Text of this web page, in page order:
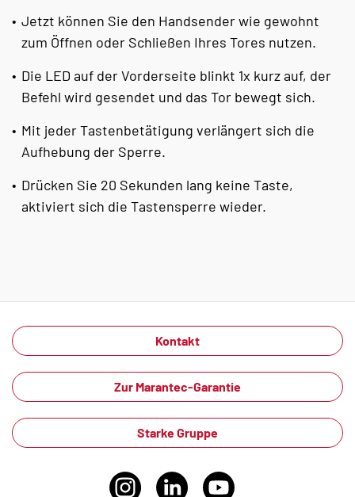
Jetzt können Sie den Handsender wie gewohnt
zum Öffnen oder Schließen Ihres Tores nutzen.
Die LED auf der Vorderseite blinkt 1x kurz auf, der
Befehl wird gesendet und das Tor bewegt sich.
Mit jeder Tastenbetätigung verlängert sich die
Aufhebung der Sperre.
Drücken Sie 20 Sekunden lang keine Taste,
aktiviert sich die Tastensperre wieder.
Kontakt
Zur Marantec-Garantie
Starke Gruppe